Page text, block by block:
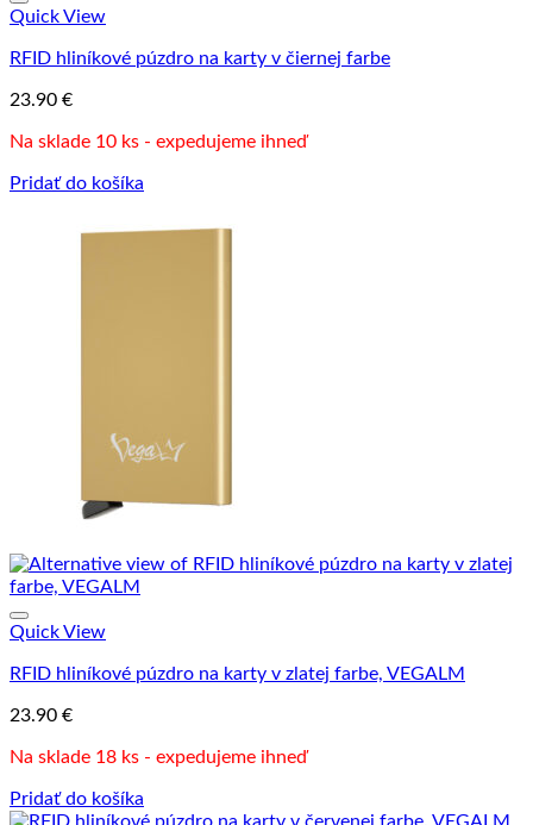
Quick View
RFID hliníkové púzdro na karty v čiernej farbe
23.90 €
Na sklade 10 ks - expedujeme ihneď
Pridať do košíka
Quick View
RFID hliníkové púzdro na karty v zlatej farbe, VEGALM
23.90 €
Na sklade 18 ks - expedujeme ihneď
Pridať do košíka